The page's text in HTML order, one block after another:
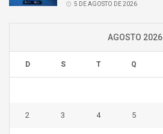
5 DE AGOSTO DE 2026
AGOSTO 2026
D S T Q
2 3 4 5